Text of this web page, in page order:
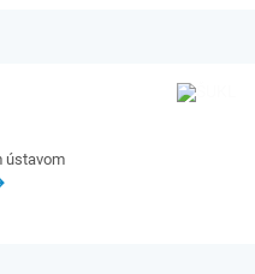
ústavom